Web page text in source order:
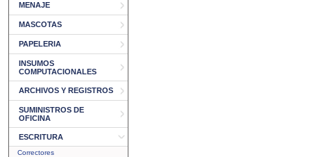
MENAJE
MASCOTAS
PAPELERIA
INSUMOS
COMPUTACIONALES
ARCHIVOS Y REGISTROS
SUMINISTROS DE
OFICINA
ESCRITURA
Correctores